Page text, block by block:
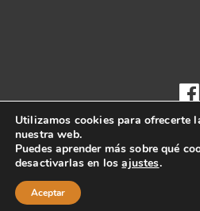
Copyright © 2024 Carlos Rodríguez
reservados.
Utilizamos cookies para ofrecerte
nuestra web.
Puedes aprender más sobre qué
desactivarlas en losajustes.
Aceptar